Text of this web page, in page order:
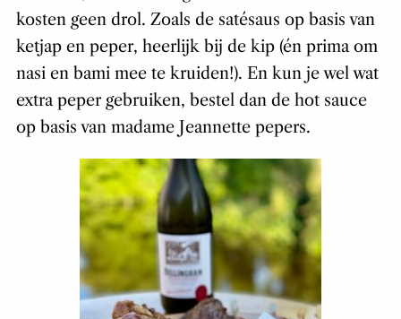
kosten geen drol. Zoals de satésaus op basis van
ketjap en peper, heerlijk bij de kip (én prima om
nasi en bami mee te kruiden!). En kun je wel wat
extra peper gebruiken, bestel dan de hot sauce
op basis van madame Jeannette pepers.